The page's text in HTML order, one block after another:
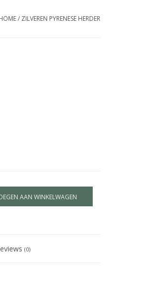
/ ZILVEREN PYRENESE HERDER
AAN WINKELWAGEN
(0)